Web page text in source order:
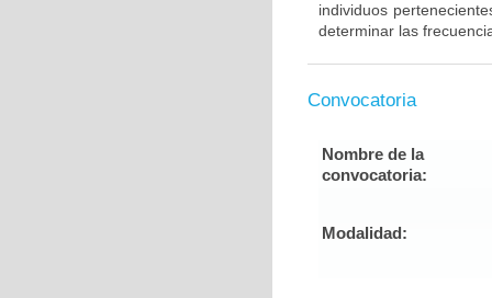
individuos
determinar las
Convocatoria
Nombre de la
convocatoria:
Modalidad: